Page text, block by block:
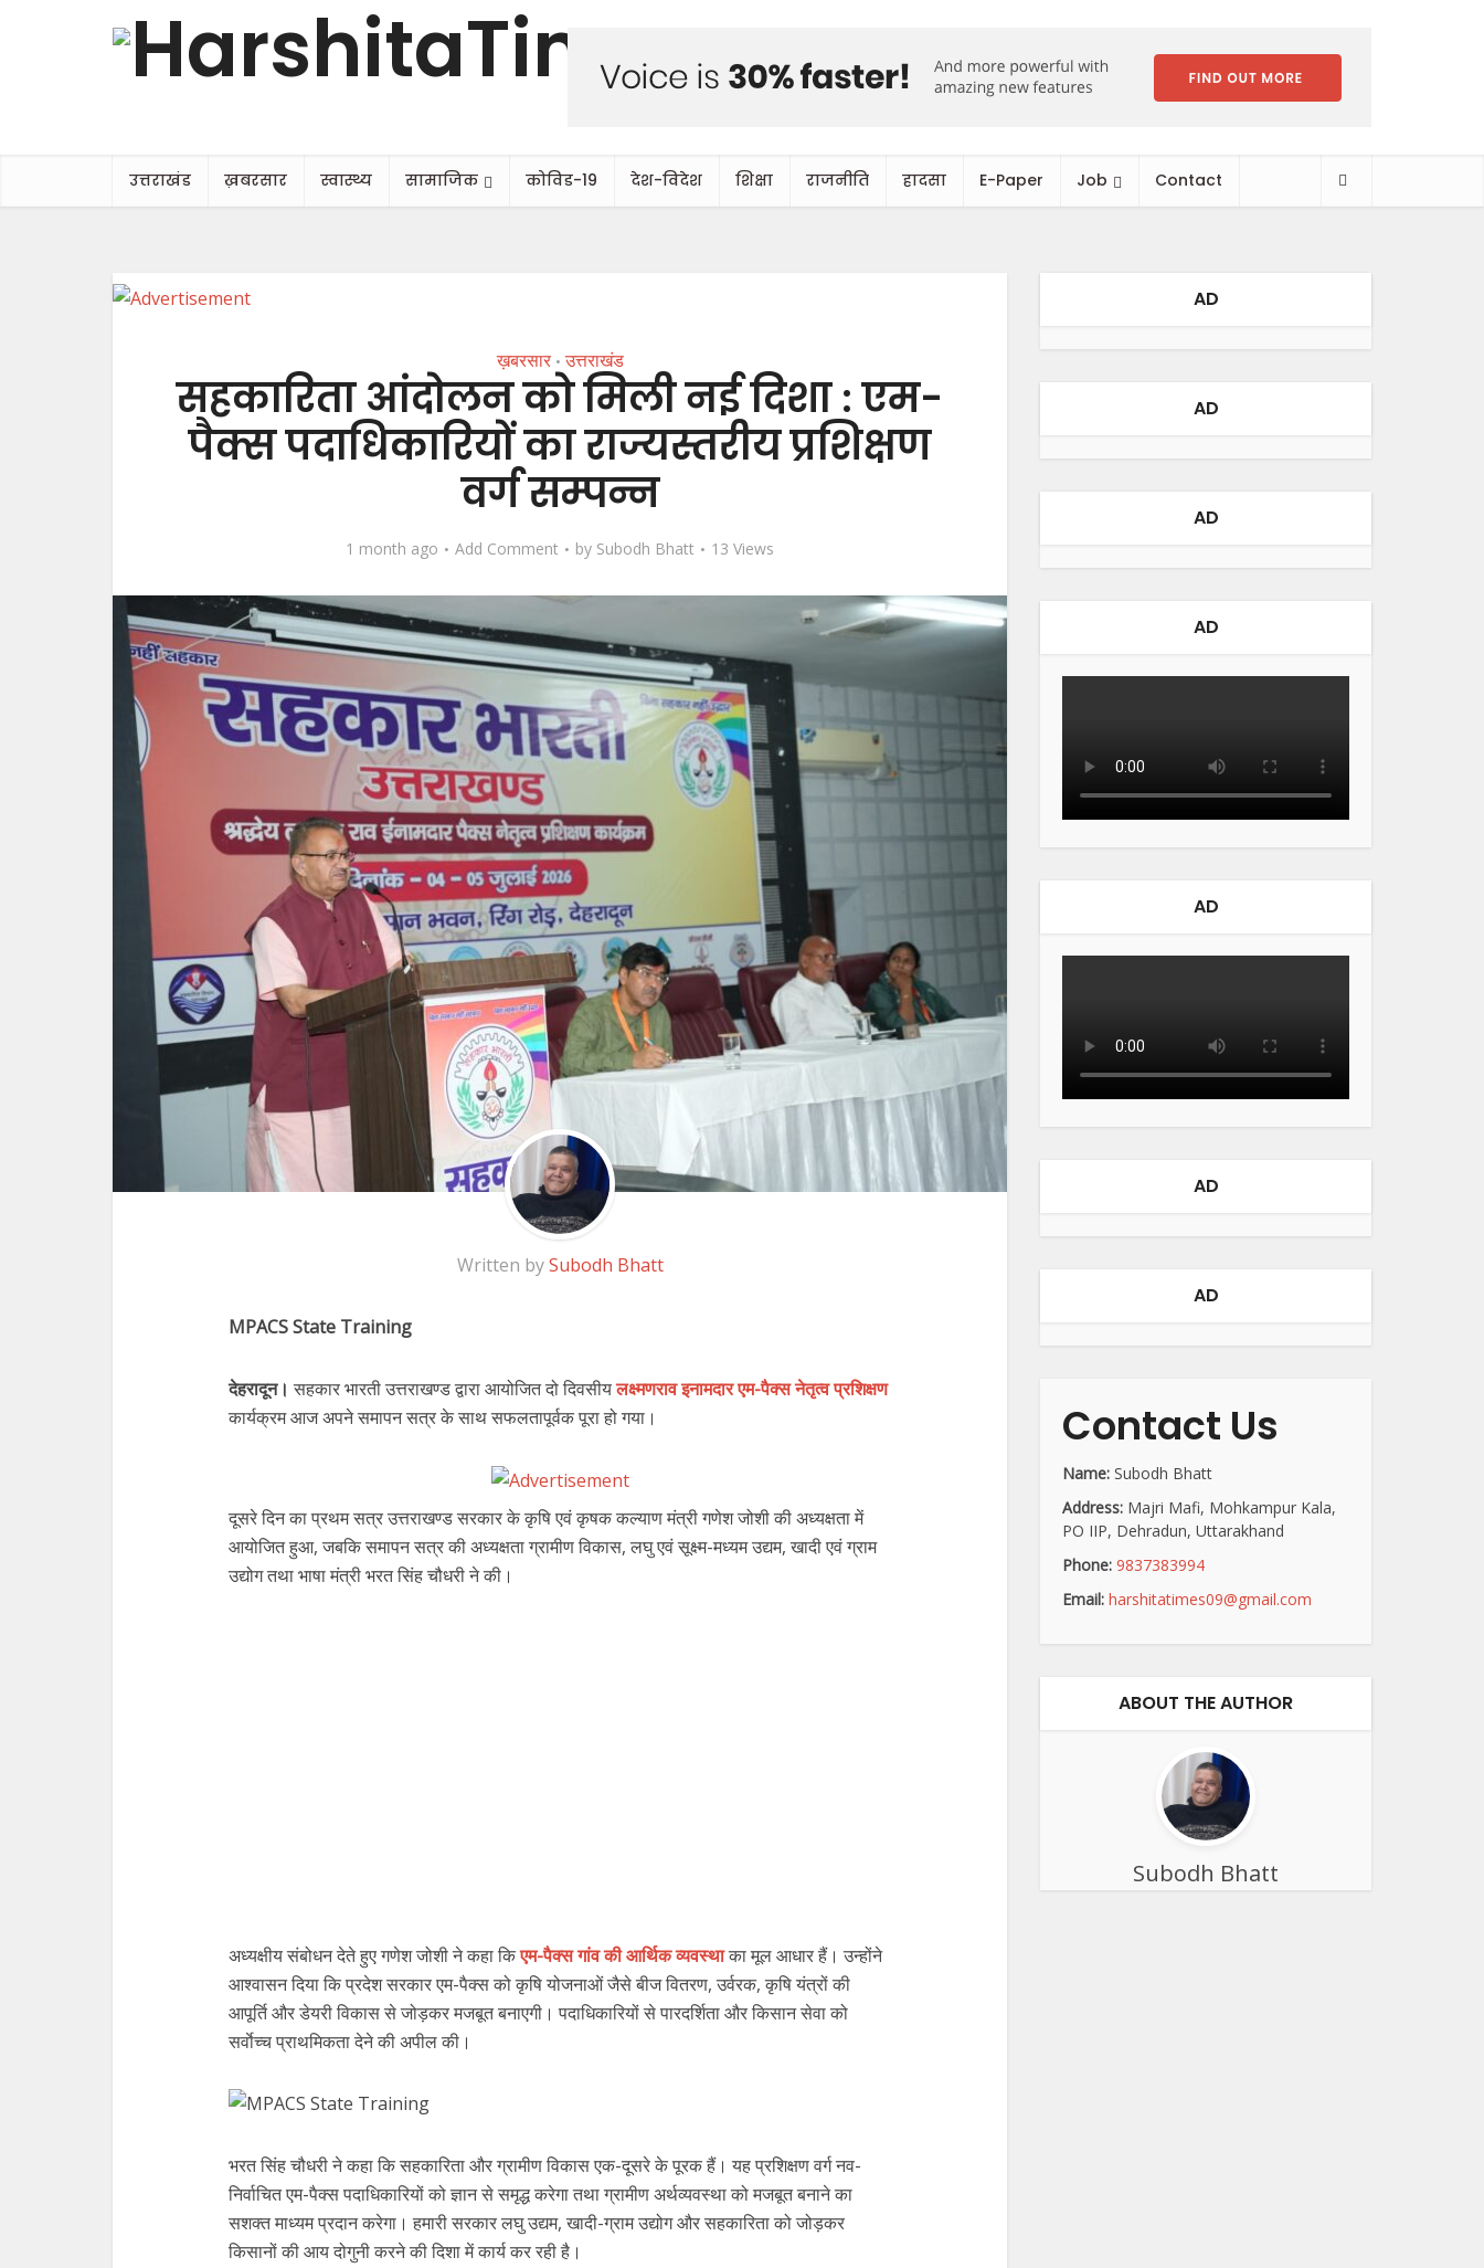
उत्तराखंड ख़बरसार स्वास्थ्य सामाजिक कोविड-19 देश-विदेश शिक्षा राजनीति हादसा E-Paper Job Contact
ख़बरसार • उत्तराखंड
सहकारिता आंदोलन को मिली नई दिशा : एम-
पैक्स पदाधिकारियों का राज्यस्तरीय प्रशिक्षण
वर्ग सम्पन्न
1 month ago Add Comment by Subodh Bhatt 13 Views
Written bySubodh Bhatt
MPACS State Training
देहरादून।सहकार भारती उत्तराखण्ड द्वारा आयोजित दो दिवसीयलक्ष्मणराव इनामदार एम-पैक्स नेतृत्व प्रशिक्षण
कार्यक्रम आज अपने समापन सत्र के साथ सफलतापूर्वक पूरा हो गया।
दूसरे दिन का प्रथम सत्र उत्तराखण्ड सरकार के कृषि एवं कृषक कल्याण मंत्री गणेश जोशी की अध्यक्षता में
आयोजित हुआ, जबकि समापन सत्र की अध्यक्षता ग्रामीण विकास, लघु एवं सूक्ष्म-मध्यम उद्यम, खादी एवं ग्राम
उद्योग तथा भाषा मंत्री भरत सिंह चौधरी ने की।
अध्यक्षीय संबोधन देते हुए गणेश जोशी ने कहा किएम-पैक्स गांव की आर्थिक व्यवस्थाका मूल आधार हैं। उन्होंने
आश्वासन दिया कि प्रदेश सरकार एम-पैक्स को कृषि योजनाओं जैसे बीज वितरण, उर्वरक, कृषि यंत्रों की
आपूर्ति और डेयरी विकास से जोड़कर मजबूत बनाएगी। पदाधिकारियों से पारदर्शिता और किसान सेवा को
सर्वाेच्च प्राथमिकता देने की अपील की।
भरत सिंह चौधरी ने कहा कि सहकारिता और ग्रामीण विकास एक-दूसरे के पूरक हैं। यह प्रशिक्षण वर्ग नव-
निर्वाचित एम-पैक्स पदाधिकारियों को ज्ञान से समृद्ध करेगा तथा ग्रामीण अर्थव्यवस्था को मजबूत बनाने का
सशक्त माध्यम प्रदान करेगा। हमारी सरकार लघु उद्यम, खादी-ग्राम उद्योग और सहकारिता को जोड़कर
किसानों की आय दोगुनी करने की दिशा में कार्य कर रही है।
AD
AD
AD
AD
AD
AD
AD
Contact Us
Name: Subodh Bhatt
Address: Majri Mafi, Mohkampur Kala,
PO IIP, Dehradun, Uttarakhand
Phone: 9837383994
Email: harshitatimes09@gmail.com
ABOUT THE AUTHOR
Subodh Bhatt